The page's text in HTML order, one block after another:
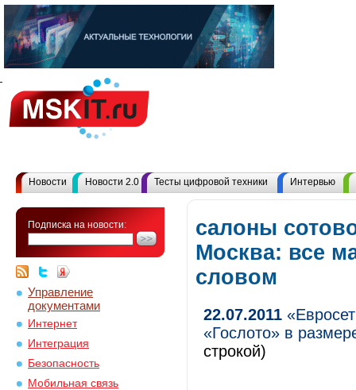
Новости Новости 2.0 Тесты цифровой техники Интервью
Подписка на новости:
Управление
документами
Интернет
Интеграция
Безопасность
Мобильная связь
салоны
Москва: все
словом
22.07.2011
«Гослото» в
строкой)